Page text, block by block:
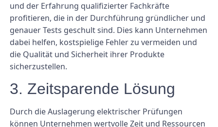
und der Erfahrung qualifizierter Fachkräfte
profitieren, die in der Durchführung gründlicher und
genauer Tests geschult sind. Dies kann Unternehmen
dabei helfen, kostspielige Fehler zu vermeiden und
die Qualität und Sicherheit ihrer Produkte
sicherzustellen.
3. Zeitsparende Lösung
Durch die Auslagerung elektrischer Prüfungen
können Unternehmen wertvolle Zeit und Ressourcen